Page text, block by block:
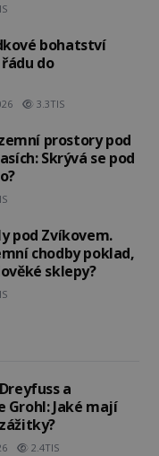
bohatství
do
3.3TIS
prostory pod
Skrývá se pod
pod Zvíkovem.
chodby poklad,
sklepy?
a
Grohl: Jaké mají
2.4TIS